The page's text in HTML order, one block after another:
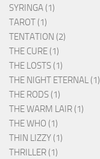
SYRINGA (1)
TAROT (1)
TENTATION (2)
THE CURE (1)
THE LOSTS (1)
THE NIGHT ETERNAL (1)
THE RODS (1)
THE WARM LAIR (1)
THE WHO (1)
THIN LIZZY (1)
THRILLER (1)